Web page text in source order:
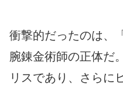
衝撃的だったのは、
腕錬金術師の正体だ
リスであり、さらに